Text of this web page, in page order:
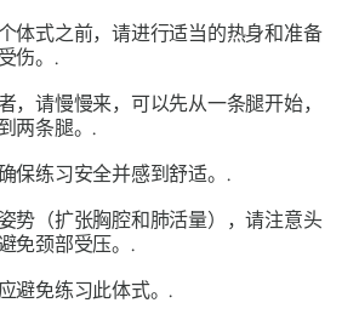
体式之前，请进行适当的热身和准备
伤。.
，请慢慢来，可以先从一条腿开始，
两条腿。.
保练习安全并感到舒适。.
势（扩张胸腔和肺活量），请注意头
免颈部受压。.
避免练习此体式。.